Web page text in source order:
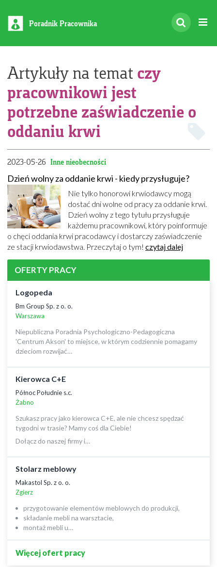
Poradnik Pracownika
Artykuły na temat czy
pracownikowi jest
potrzebne zaświadczenie o
oddaniu krwi
2023-05-26 Inne nieobecności
Dzień wolny za oddanie krwi - kiedy przysługuje?
Nie tylko honorowi krwiodawcy mogą
dostać dni wolne od pracy za oddanie krwi.
Dzień wolny z tego tytułu przysługuje
każdemu pracownikowi, który poinformuje
o chęci oddania krwi pracodawcy i dostarczy zaświadczenie
ze stacji krwiodawstwa. Przeczytaj o tym! czytaj dalej
OFERTY PRACY
Logopeda
Bm Group Sp. z o. o.
Warszawa
Niepubliczna Poradnia Psychologiczno-Pedagogiczna
'Centrum Akson' to miejsce, w którym codziennie pomagamy
dzieciom rozwijać…
Kierowca C+E
Północ Południe s.c.
Żabno
Szukasz pracy jako kierowca C+E, ale nie chcesz spędzać
tygodni w trasie? Mamy coś dla Ciebie!
Dołącz do naszej firmy i…
Stolarz meblowy
Makastol Sp. z o. o.
Zgierz
przygotowanie elementów meblowych do produkcji,
składanie mebli na warsztacie,
montaż mebli u…
Więcej ofert pracy